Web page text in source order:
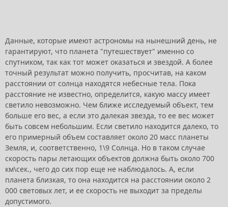
Данные, которые имеют астрономы на нынешний день, не
гарантируют, что планета "путешествует" именно со
спутником, так как тот может оказаться и звездой. А более
точный результат можно получить, просчитав, на каком
расстоянии от солнца находятся небесные тела. Пока
расстояние не известно, определится, какую массу имеет
светило невозможно. Чем ближе исследуемый объект, тем
больше его вес, а если это далекая звезда, то ее вес может
быть совсем небольшим. Если светило находится далеко, то
его примерный объем составляет около 20 масс планеты
Земля, и, соответственно, 1\9 Солнца. Но в таком случае
скорость пары летающих объектов должна быть около 700
км\сек., чего до сих пор еще не наблюдалось. А, если
планета близкая, то она находится на расстоянии около 2
000 световых лет, и ее скорость не выходит за пределы
допустимого.